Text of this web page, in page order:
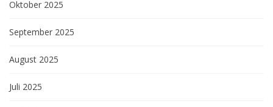
Oktober 2025
September 2025
August 2025
Juli 2025